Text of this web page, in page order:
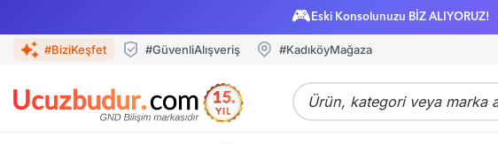
🎮 Eski Konsolunuzu BİZ ALIYORUZ!
#BiziKeşfet #GüvenliAlışveriş #KadıköyMağaza